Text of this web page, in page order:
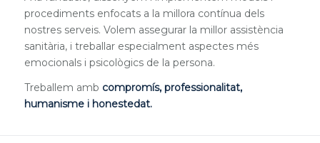
procediments enfocats a la millora contínua dels
nostres serveis. Volem assegurar la millor assistència
sanitària, i treballar especialment aspectes més
emocionals i psicològics de la persona.
Treballem amb compromís, professionalitat,
humanisme i honestedat.